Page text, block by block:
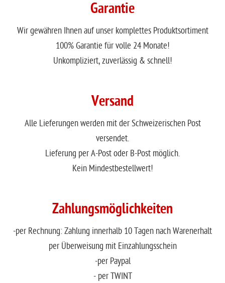
Garantie
Wir gewähren Ihnen auf unser komplettes Produktsortiment
100% Garantie für volle 24 Monate!
Unkompliziert, zuverlässig & schnell!
Versand
Alle Lieferungen werden mit der Schweizerischen Post
versendet.
Lieferung per A-Post oder B-Post möglich.
Kein Mindestbestellwert!
Zahlungsmöglichkeiten
-per Rechnung: Zahlung innerhalb 10 Tagen nach Warenerhalt
per Überweisung mit Einzahlungsschein
-per Paypal
- per TWINT